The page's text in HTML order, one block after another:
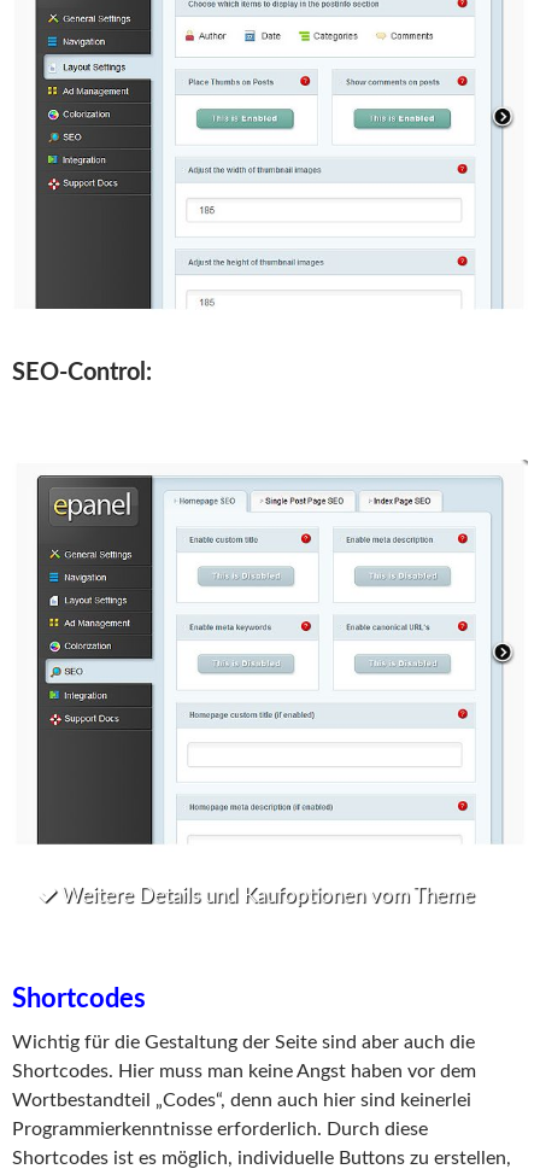
SEO-Control:
Weitere Details und Kaufoptionen vom Theme
Shortcodes
Wichtig für die Gestaltung der Seite sind aber auch die
Shortcodes. Hier muss man keine Angst haben vor dem
Wortbestandteil „Codes“, denn auch hier sind keinerlei
Programmierkenntnisse erforderlich. Durch diese
Shortcodes ist es möglich, individuelle Buttons zu erstellen,